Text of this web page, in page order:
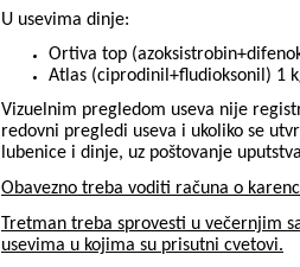
U usevima dinje:
Ortiva top
Atlas (ciprodinil+fludioksonil) 1
Vizuelnim pregledom useva nije
redovni pregledi useva i ukoliko se
lubenice i dinje, uz poštovanje
Obavezno treba voditi računa o
Tretman treba sprovesti u večernjim
usevima u kojima su prisutni cvetovi.